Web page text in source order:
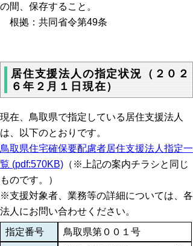
の間、保存すること。
根拠：共同省令第49条
居住支援法人の指定状況（２０２
６年２月１日現在）
現在、鳥取県で指定している居住支援法人
は、以下のとおりです。
鳥取県住宅確保要配慮者居住支援法人指定一
覧 (pdf:570KB) （※上記の案内チラシと同じ
ものです。）
※支援対象者、業務等の詳細については、各
法人にお問い合わせください。
指定番号
鳥取県第００１号